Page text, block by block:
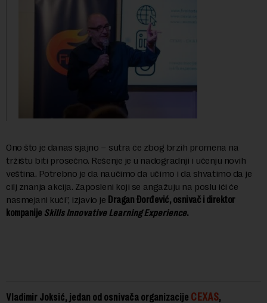
Ono što je danas sjajno – sutra će zbog brzih promena na
tržištu biti prosečno. Rešenje je u nadogradnji i učenju novih
veština. Potrebno je da naučimo da učimo i da shvatimo da je
cilj znanja akcija. Zaposleni koji se angažuju na poslu ići će
nasmejani kući”, izjavio je Dragan Đorđević, osnivač i direktor
kompanije Skills Innovative Learning Experience.
Vladimir Joksić, jedan od osnivača organizacije CEXAS,